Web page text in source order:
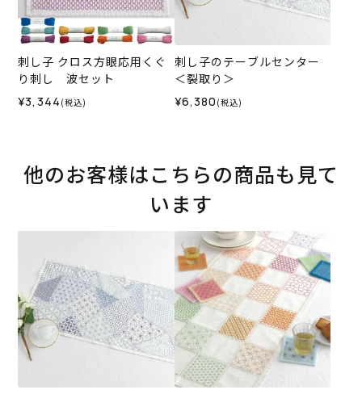
刺し子 クロス方眼応用くぐ
り刺し 波セット
¥3,344 (税込)
刺し子のテーブルセンター
＜裂取り＞
¥6,380 (税込)
他のお客様はこちらの商品も見て
います